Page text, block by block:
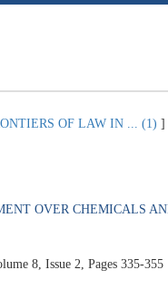
OF LAW IN ... (1) ]
OVER CHEMICALS
8, Issue 2, Pages 335-355